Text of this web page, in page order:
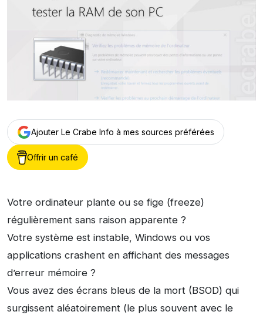
Ajouter Le Crabe Info à mes sources préférées
Offrir un café
Votre ordinateur plante ou se fige (freeze)
régulièrement sans raison apparente ?
Votre système est instable, Windows ou vos
applications crashent en affichant des messages
d’erreur mémoire ?
Vous avez des écrans bleus de la mort (BSOD) qui
surgissent aléatoirement (le plus souvent avec le